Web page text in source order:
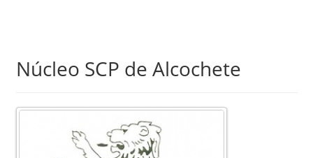
content
Núcleo SCP de Alcochete